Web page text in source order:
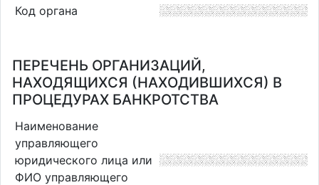
Код органа
ПЕРЕЧЕНЬ ОРГАНИЗАЦИЙ,
НАХОДЯЩИХСЯ (НАХОДИВШИХСЯ) В
ПРОЦЕДУРАХ БАНКРОТСТВА
Наименование
управляющего
юридического лица или
ФИО управляющего